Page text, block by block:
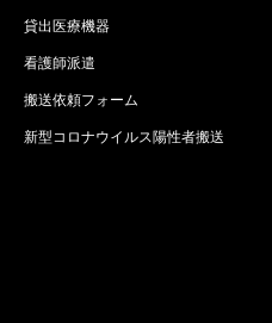
貸出医療機器
看護師派遣
搬送依頼フォーム
新型コロナウイルス陽性者搬送